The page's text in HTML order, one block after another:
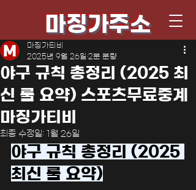
마징가주소
야구 규칙 총정리 (2025 최
신 룰 요약) 스포츠무료중계
마징가티비
마징가티비
2025년 9월 26일 2분 분량
최종 수정일: 1월 26일
야구 규칙 총정리 (2025
최신 룰 요약)